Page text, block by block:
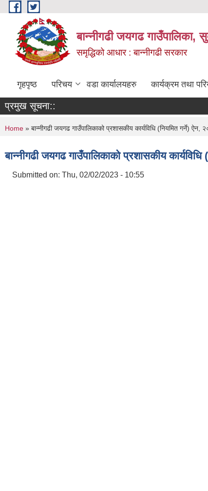
Skip to main content
बान्नीगढी जयगढ गाउँपालिका,
समृद्धिको आधार : बान्नीगढी सरकार
गृहपृष्ठ परिचय वडा कार्यालयहरु कार्यक्रम तथा
प्रमुख सूचना::
You are here
Home » बान्नीगढी जयगढ गाउँपालिकाको प्रशासकीय कार्यविधि (नियमित गर्ने) ऐन,
बान्नीगढी जयगढ गाउँपालिकाको प्रशासकीय
Submitted on: Thu, 02/02/2023 - 10:55